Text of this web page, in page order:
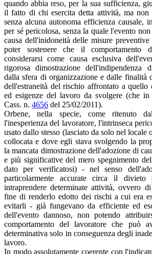
quando abbia reso, per la sua sufficienza,
il fatto di chi esercita detta attività, ma non
senza alcuna autonoma efficienza causale,
per sé pericolosa, senza la quale l'evento
causa dell'inidoneità delle misure
poter sostenere che il comportamento
considerarsi come causa esclusiva
rigorosa dimostrazione dell'indipendenza
dalla sfera di organizzazione e dalle finalità
dell'estraneità del rischio affrontato a quello
ed esigenze del lavoro da svolgere (che
Cass. n. 4656 del 25/02/2011).
Orbene, nella specie, come ritenuto
l'inesperienza del lavoratore, l'intrinseca
usato dallo stesso (lasciato da solo nel locale
collocata e dove egli stava svolgendo la
la mancata dimostrazione dell'adozione di
e più significative del mero spegnimento
dato per verificatosi) - nel senso
particolarmente accurate circa il
intraprendere determinate attività, ovvero
fine di renderlo edotto dei rischi a cui era
evitarli - già fungevano da efficiente ed
dell'evento dannoso, non potendo
comportamento del lavoratore che può
determinativa solo in conseguenza degli
lavoro.
In modo assolutamente coerente con